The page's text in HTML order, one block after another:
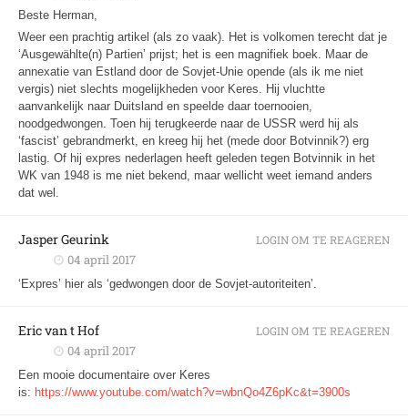
Beste Herman,
Weer een prachtig artikel (als zo vaak). Het is volkomen terecht dat je
‘Ausgewählte(n) Partien’ prijst; het is een magnifiek boek. Maar de
annexatie van Estland door de Sovjet-Unie opende (als ik me niet
vergis) niet slechts mogelijkheden voor Keres. Hij vluchtte
aanvankelijk naar Duitsland en speelde daar toernooien,
noodgedwongen. Toen hij terugkeerde naar de USSR werd hij als
‘fascist’ gebrandmerkt, en kreeg hij het (mede door Botvinnik?) erg
lastig. Of hij expres nederlagen heeft geleden tegen Botvinnik in het
WK van 1948 is me niet bekend, maar wellicht weet iemand anders
dat wel.
Jasper Geurink
04 april 2017
‘Expres’ hier als ‘gedwongen door de Sovjet-autoriteiten’.
LOGIN OM TE REAGEREN
Eric van t Hof
04 april 2017
Een mooie documentaire over Keres
is: https://www.youtube.com/watch?v=wbnQo4Z6pKc&t=3900s
LOGIN OM TE REAGEREN